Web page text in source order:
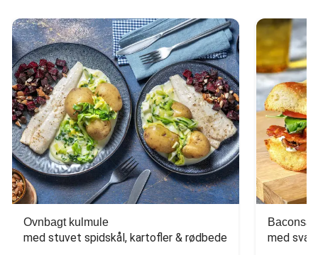
Ovnbagt kulmule
med stuvet spidskål, kartofler & rødbede med